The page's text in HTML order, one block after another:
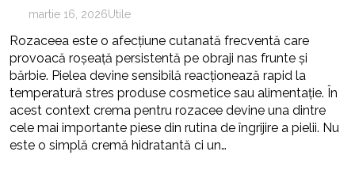
martie 16, 2026Utile
Rozaceea este o afecțiune cutanată frecventă care
provoacă roșeață persistentă pe obraji nas frunte și
bărbie. Pielea devine sensibilă reacționează rapid la
temperatură stres produse cosmetice sau alimentație. În
acest context crema pentru rozacee devine una dintre
cele mai importante piese din rutina de îngrijire a pielii. Nu
este o simplă cremă hidratantă ci un…